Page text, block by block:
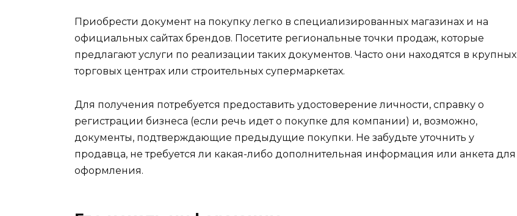
Приобрести документ на покупку легко в специализированных магазинах и на
официальных сайтах брендов. Посетите региональные точки продаж, которые
предлагают услуги по реализации таких документов. Часто они находятся в крупных
торговых центрах или строительных супермаркетах.
Для получения потребуется предоставить удостоверение личности, справку о
регистрации бизнеса (если речь идет о покупке для компании) и, возможно,
документы, подтверждающие предыдущие покупки. Не забудьте уточнить у
продавца, не требуется ли какая-либо дополнительная информация или анкета для
оформления.